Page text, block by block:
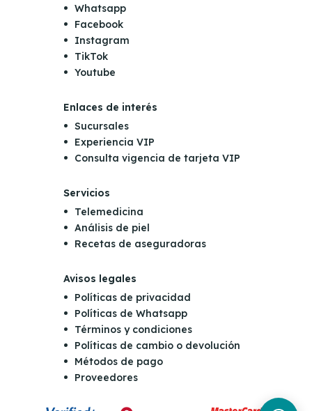
Whatsapp
Facebook
Instagram
TikTok
Youtube
Enlaces de interés
Sucursales
Experiencia VIP
Consulta vigencia de tarjeta VIP
Servicios
Telemedicina
Análisis de piel
Recetas de aseguradoras
Avisos legales
Políticas de privacidad
Políticas de Whatsapp
Términos y condiciones
Políticas de cambio o devolución
Métodos de pago
Proveedores